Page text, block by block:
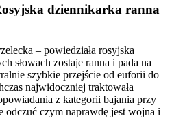
dziennikarka ranna
– powiedziała rosyjska
słowach zostaje ranna i pada na
szybkie przejście od euforii do
najwidoczniej traktowała
z kategorii bajania przy
odczuć czym naprawdę jest wojna i